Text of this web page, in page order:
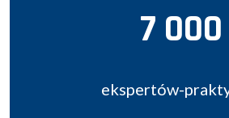
7 000
ekspertów-